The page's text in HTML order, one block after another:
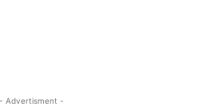
- Advertisment -